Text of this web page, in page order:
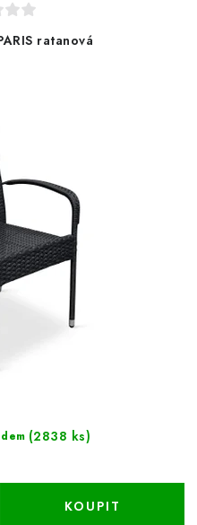
ratanová
(2838 ks)